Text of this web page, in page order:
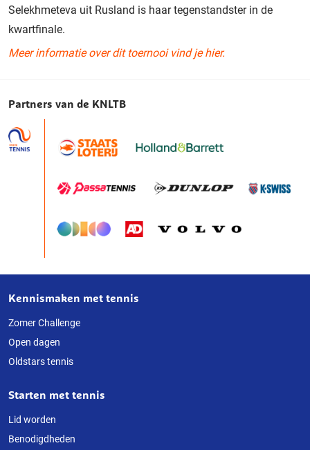
Selekhmeteva uit Rusland is haar tegenstandster in de
kwartfinale.
Meer informatie over dit toernooi vind je hier.
Partners van de KNLTB
Over
deze
website
Kennismaken met tennis
Zomer Challenge
Open dagen
Oldstars tennis
Starten met tennis
Lid worden
Benodigdheden